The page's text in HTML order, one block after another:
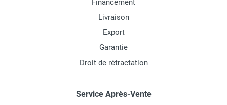
Financement
Livraison
Export
Garantie
Droit de rétractation
Service Après-Vente